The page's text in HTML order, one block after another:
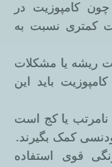
کامپوزیت در
کمتری نسبت به
ریشه یا مشکلات
باید این
نامرتب یا کج است
کمک بگیرند.
قوی استفاده